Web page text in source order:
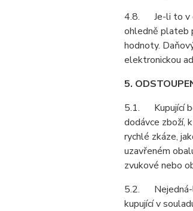
4.8. Je-li to v
ohledně plateb
hodnoty.
elektronickou
5.
5.1. Kupující
dodávce zboží,
rychlé zkáze,
uzavřeném
zvukové nebo
5.2. Nejedná-li
kupující v